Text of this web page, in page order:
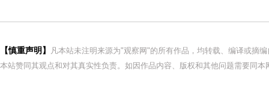
【慎重声明】
凡本站未注明来源为"观察网"的所有作品，均转载、编译或摘
本站赞同其观点和对其真实性负责。如因作品内容、版权和其他问题需要同本